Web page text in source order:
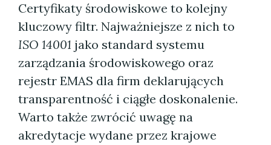
Certyfikaty środowiskowe to kolejny
kluczowy filtr. Najważniejsze z nich to
ISO 14001 jako standard systemu
zarządzania środowiskowego oraz
rejestr EMAS dla firm deklarujących
transparentność i ciągłe doskonalenie.
Warto także zwrócić uwagę na
akredytacje wydane przez krajowe